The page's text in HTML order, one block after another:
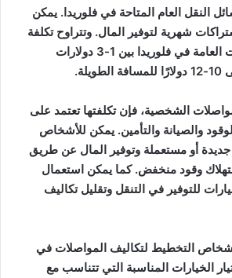
النقل العام المتاحة في فلوريدا. يمكن
شهرية لتوفير المال. وتتراوح تكلفة
تذاكر وسائل المواصلات العامة في فلوريدا بين 1-3 دولارات
الشخصية، فإن تكلفتها تعتمد على
والصيانة والتأمين. يمكن للأشخاص
أو مستعملة وتوفير المال عن طريق
وقود منخفض. كما يمكن استعمال
للتوفير في التنقل وتقليل تكاليف
التخطيط لتكاليف المواصلات في
الخيارات المناسبة التي تتناسب مع